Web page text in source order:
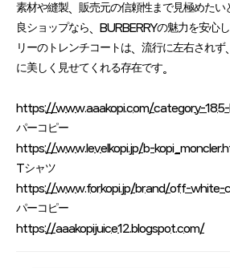
素材や縫製、販売元の信頼性まで見極めたい
良ショップなら、BURBERRYの魅力を安心
リーのトレンチコートは、流行に左右され
に美しく見せてくれる存在です。
https://www.aaakopi.com/category-185-
パーコピー
https://www.levelkopi.jp/b-
Tシャツ
https://www.forkopi.jp/brand/off-white-
パーコピー
https://aaakopijuice12.blogspot.com/